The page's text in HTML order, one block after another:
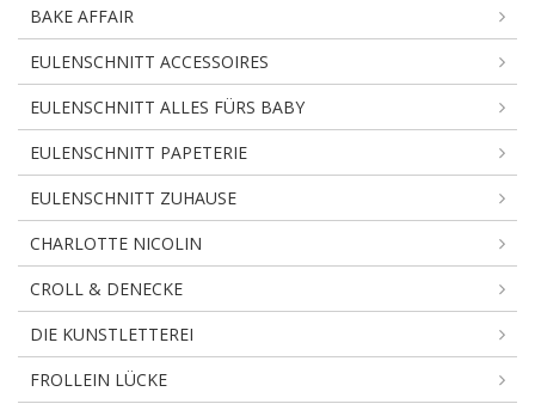
BAKE AFFAIR
EULENSCHNITT ACCESSOIRES
EULENSCHNITT ALLES FÜRS BABY
EULENSCHNITT PAPETERIE
EULENSCHNITT ZUHAUSE
CHARLOTTE NICOLIN
CROLL & DENECKE
DIE KUNSTLETTEREI
FROLLEIN LÜCKE